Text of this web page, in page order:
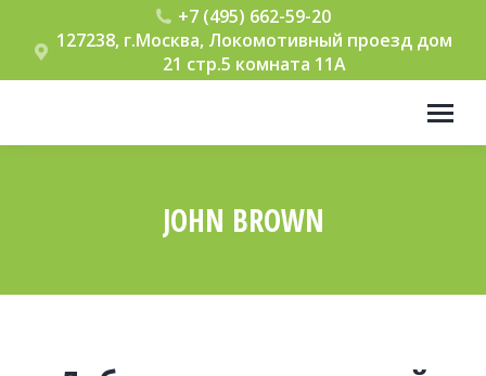
+7 (495) 662-59-20
127238, г.Москва, Локомотивный проезд дом
21 стр.5 комната 11А
JOHN BROWN